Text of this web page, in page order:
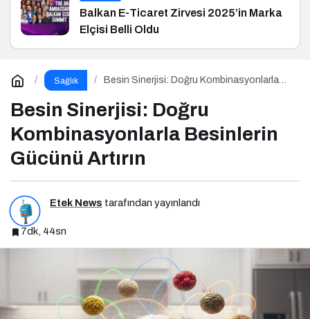
Balkan E-Ticaret Zirvesi 2025’in Marka
Elçisi Belli Oldu
Sağlık
Besin Sinerjisi: Doğru Kombinasyonlarla
Besin Sinerjisi: Doğru
Kombinasyonlarla Besinlerin
Gücünü Artırın
Etek News tarafından yayınlandı
7dk, 44sn